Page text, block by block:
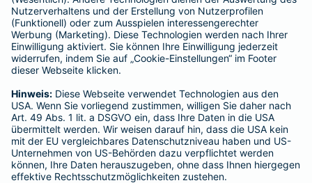
Tierversicherungen
Haftpflichtversicherung
Hausratversicherung
Adresse ändern
Schaden melden
Kilometerstandsmeldung
Serviceübersicht